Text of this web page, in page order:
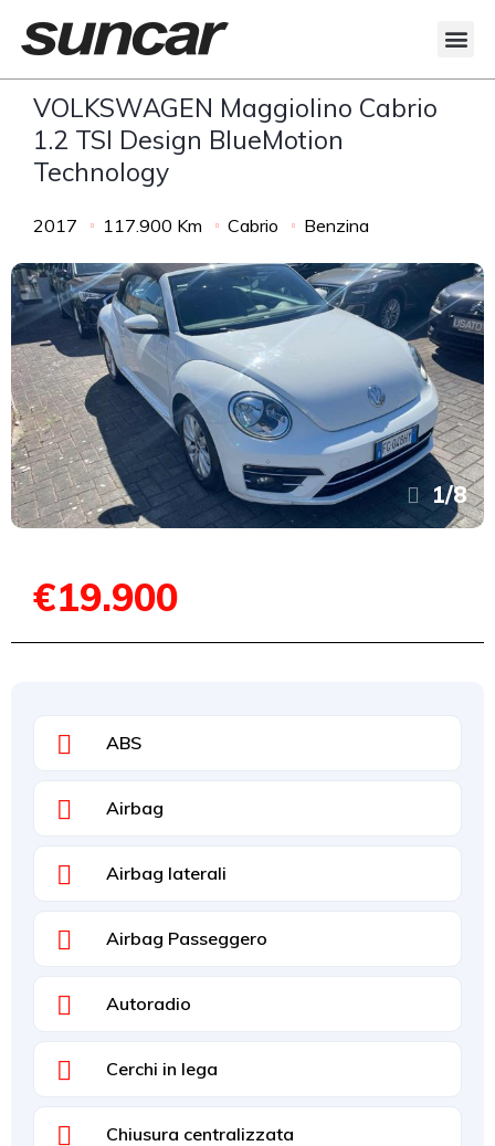
VOLKSWAGEN Maggiolino Cabrio
1.2 TSI Design BlueMotion
Technology
2017 117.900 Km Cabrio Benzina
1/8
€19.900
ABS
Airbag
Airbag laterali
Airbag Passeggero
Autoradio
Cerchi in lega
Chiusura centralizzata